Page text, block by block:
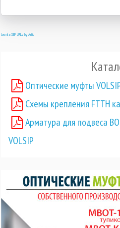
Joomla SEF URLs by Artio
Оптические муфты
Схемы крепления FTTH
Арматура для подвеса
VOLSIP